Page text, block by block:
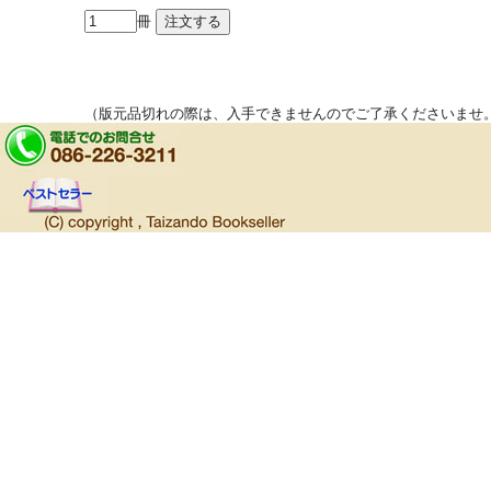
冊
（版元品切れの際は、入手できませんのでご了承くださいませ